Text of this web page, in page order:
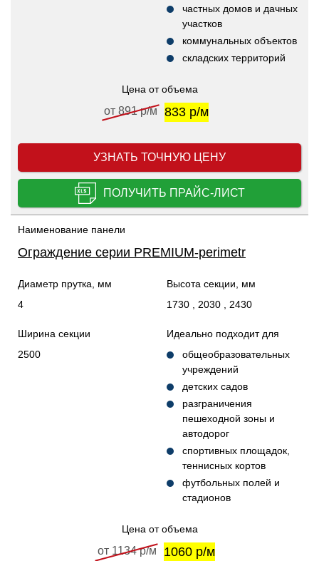
частных домов и дачных
участков
коммунальных объектов
складских территорий
Цена от объема
от 891 р/м 833 р/м
УЗНАТЬ ТОЧНУЮ ЦЕНУ
ПОЛУЧИТЬ ПРАЙС-ЛИСТ
Наименование панели
Ограждение серии PREMIUM-perimetr
Диаметр прутка, мм
4
Высота секции, мм
1730 , 2030 , 2430
Ширина секции
2500
Идеально подходит для
общеобразовательных
учреждений
детских садов
разграничения
пешеходной зоны и
автодорог
спортивных площадок,
теннисных кортов
футбольных полей и
стадионов
Цена от объема
от 1134 р/м 1060 р/м